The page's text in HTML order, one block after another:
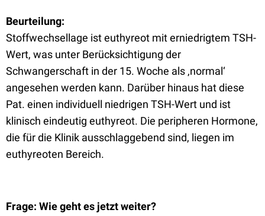
Beurteilung:
Stoffwechsellage ist euthyreot mit erniedrigtem TSH-
Wert, was unter Berücksichtigung der
Schwangerschaft in der 15. Woche als ‚normal‘
angesehen werden kann. Darüber hinaus hat diese
Pat. einen individuell niedrigen TSH-Wert und ist
klinisch eindeutig euthyreot. Die peripheren Hormone,
die für die Klinik ausschlaggebend sind, liegen im
euthyreoten Bereich.
Frage: Wie geht es jetzt weiter?